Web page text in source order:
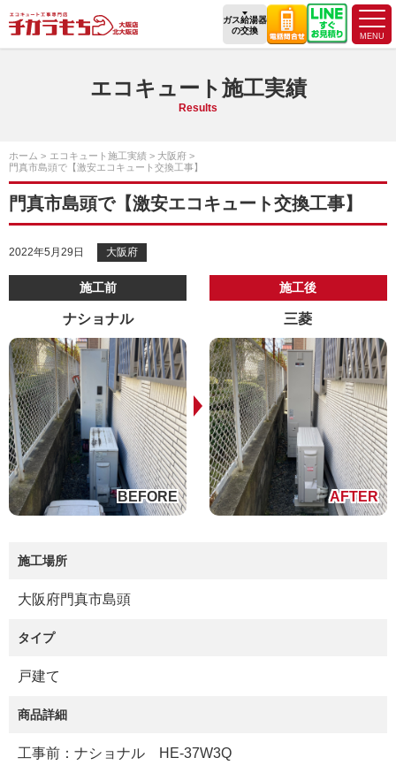
ガス給湯器
の交換
エコキュート施工実績
Results
ホーム エコキュート施工実績
大阪府
門真市島頭で【激安エコキュート交換工事】
門真市島頭で【激安エコキュート交換工事】
2022年5月29日 大阪府
施工前
ナショナル
施工後
三菱
施工場所
大阪府門真市島頭
タイプ
戸建て
商品詳細
工事前：ナショナル HE-37W3Q